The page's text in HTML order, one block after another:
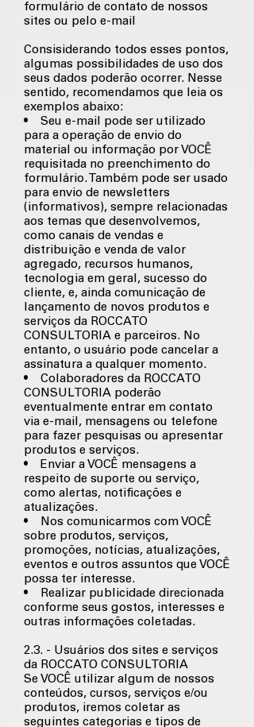
formulário de contato de nossos
sites ou pelo e-mail
Consisiderando todos esses pontos,
algumas possibilidades de uso dos
seus dados poderão ocorrer. Nesse
sentido, recomendamos que leia os
exemplos abaixo:
• Seu e-mail pode ser utilizado
para a operação de envio do
material ou informação por VOCÊ
requisitada no preenchimento do
formulário. Também pode ser usado
para envio de newsletters
(informativos), sempre relacionadas
aos temas que desenvolvemos,
como canais de vendas e
distribuição e venda de valor
agregado, recursos humanos,
tecnologia em geral, sucesso do
cliente, e, ainda comunicação de
lançamento de novos produtos e
serviços da ROCCATO
CONSULTORIA e parceiros. No
entanto, o usuário pode cancelar a
assinatura a qualquer momento.
• Colaboradores da ROCCATO
CONSULTORIA poderão
eventualmente entrar em contato
via e-mail, mensagens ou telefone
para fazer pesquisas ou apresentar
produtos e serviços.
• Enviar a VOCÊ mensagens a
respeito de suporte ou serviço,
como alertas, notificações e
atualizações.
• Nos comunicarmos com VOCÊ
sobre produtos, serviços,
promoções, notícias, atualizações,
eventos e outros assuntos que VOCÊ
possa ter interesse.
• Realizar publicidade direcionada
conforme seus gostos, interesses e
outras informações coletadas.
2.3. - Usuários dos sites e serviços
da ROCCATO CONSULTORIA
Se VOCÊ utilizar algum de nossos
conteúdos, cursos, serviços e/ou
produtos, iremos coletar as
seguintes categorias e tipos de